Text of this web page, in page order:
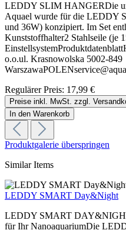
LEDDY SLIM HANGERDie
Aquael wurde für die LEDDY
und 36W) konzipiert. Im Set
Kunststoffhalter2 Stahlseile (je
o.o.ul. Krasnowolska 5002-849
Regulärer Preis: 17,99 €
Preise inkl. MwSt. zzgl.
In den Warenkorb
Produktgalerie überspringen
Similar Items
LEDDY SMART Day&Night
LEDDY SMART
für Ihr NanoaquariumDie